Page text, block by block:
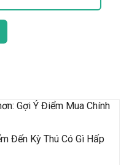
Gợi Ý Điểm Mua Chính
Đến Kỳ Thú Có Gì Hấp